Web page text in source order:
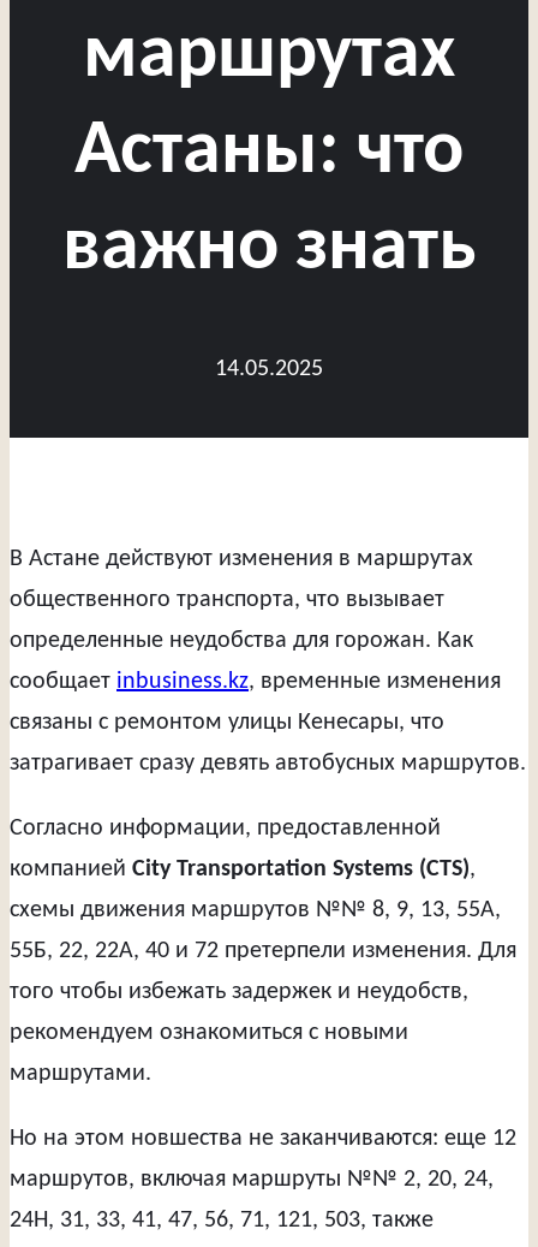
маршрутах
Астаны: что
важно знать
14.05.2025
В Астане действуют изменения в маршрутах
общественного транспорта, что вызывает
определенные неудобства для горожан. Как
сообщает inbusiness.kz, временные изменения
связаны с ремонтом улицы Кенесары, что
затрагивает сразу девять автобусных маршрутов.
Согласно информации, предоставленной
компанией City Transportation Systems (CTS),
схемы движения маршрутов №№ 8, 9, 13, 55А,
55Б, 22, 22А, 40 и 72 претерпели изменения. Для
того чтобы избежать задержек и неудобств,
рекомендуем ознакомиться с новыми
маршрутами.
Но на этом новшества не заканчиваются: еще 12
маршрутов, включая маршруты №№ 2, 20, 24,
24Н, 31, 33, 41, 47, 56, 71, 121, 503, также